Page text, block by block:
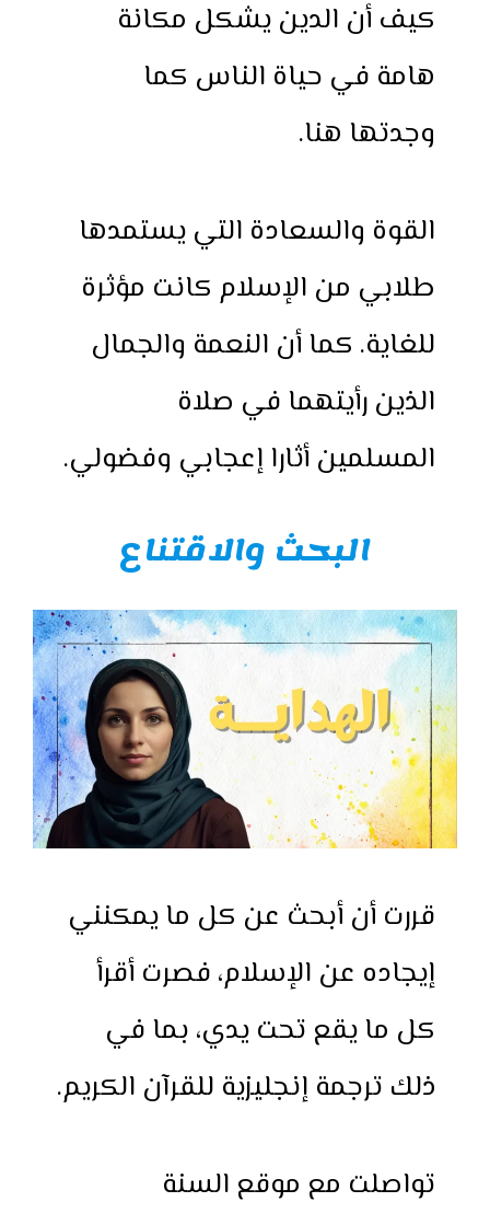
كيف أن الدين يشكل مكانة
هامة في حياة الناس كما
وجدتها هنا.
القوة والسعادة التي يستمدها
طلابي من الإسلام كانت مؤثرة
للغاية. كما أن النعمة والجمال
الذين رأيتهما في صلاة
المسلمين أثارا إعجابي وفضولي.
البحث والاقتناع
قررت أن أبحث عن كل ما يمكنني
إيجاده عن الإسلام، فصرت أقرأ
كل ما يقع تحت يدي، بما في
ذلك ترجمة إنجليزية للقرآن الكريم.
تواصلت مع موقع السنة